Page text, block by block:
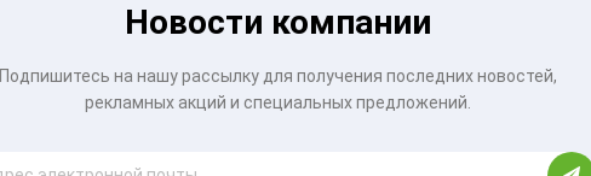
Новости компании
Подпишитесь на нашу рассылку для получения последних новостей,
рекламных акций и специальных предложений.